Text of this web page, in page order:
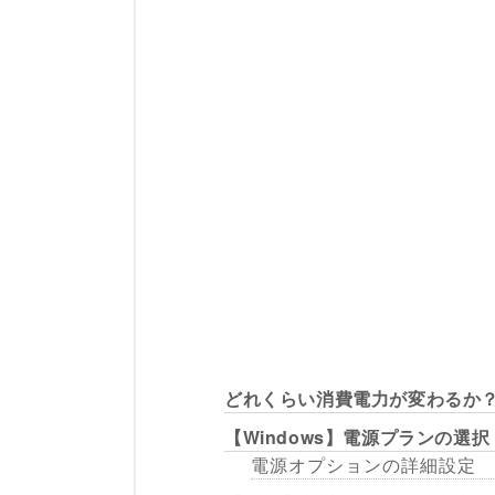
どれくらい消費電力が変わるか？
【Windows】電源プランの選択
電源オプションの詳細設定